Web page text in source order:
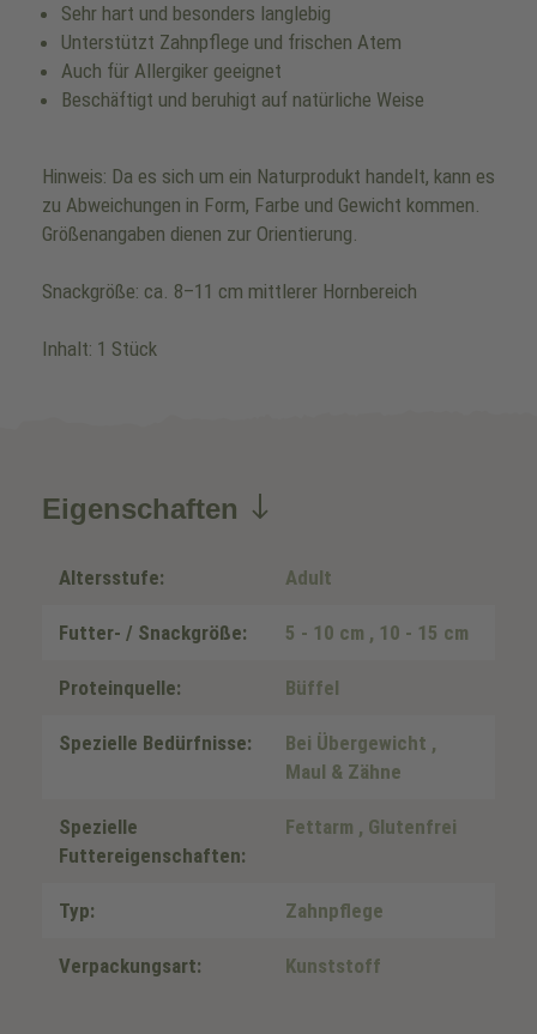
Sehr hart und besonders langlebig
Unterstützt Zahnpflege und frischen Atem
Auch für Allergiker geeignet
Beschäftigt und beruhigt auf natürliche Weise
Hinweis: Da es sich um ein Naturprodukt handelt, kann es
zu Abweichungen in Form, Farbe und Gewicht kommen.
Größenangaben dienen zur Orientierung.
Snackgröße: ca. 8–11 cm mittlerer Hornbereich
Inhalt: 1 Stück
Eigenschaften
Altersstufe: Adult
Futter- / Snackgröße: 5 - 10 cm , 10 - 15 cm
Proteinquelle: Büffel
Spezielle Bedürfnisse: Bei Übergewicht ,
Maul & Zähne
Spezielle
Futtereigenschaften:
Fettarm , Glutenfrei
Typ: Zahnpflege
Verpackungsart: Kunststoff